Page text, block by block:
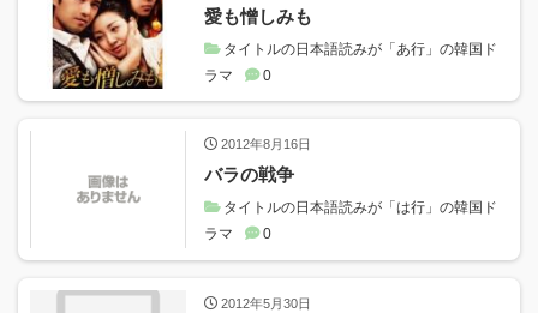
愛も憎しみも
タイトルの日本語読みが「あ行」の韓国ド
ラマ
0
2012年8月16日
バラの戦争
タイトルの日本語読みが「は行」の韓国ド
ラマ
0
2012年5月30日